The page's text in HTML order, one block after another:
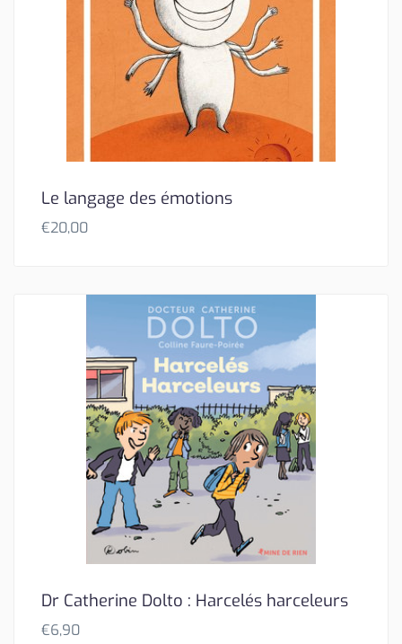
Le langage des émotions
€20,00
Dr Catherine Dolto : Harcelés harceleurs
€6,90